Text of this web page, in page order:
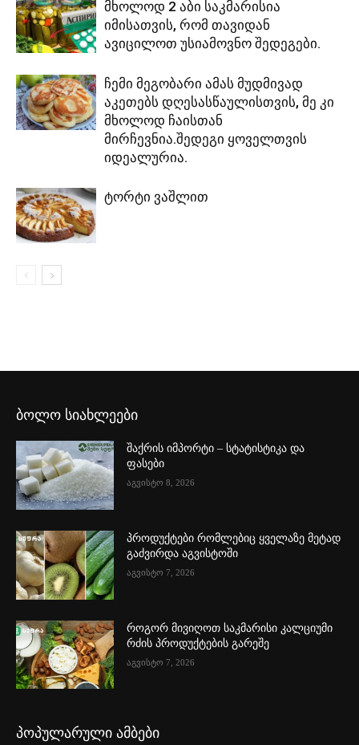
მხოლოდ 2 აბი საკმარისია
იმისათვის, რომ თავიდან
ავიცილოთ უსიამოვნო შედეგები.
ჩემი მეგობარი ამას მუდმივად
აკეთებს დღესასწაულისთვის, მე კი
მხოლოდ ჩაისთან
მირჩევნია.შედეგი ყოველთვის
იდეალურია.
ტორტი ვაშლით
ბოლო სიახლეები
შაქრის იმპორტი – სტატისტიკა და
ფასები
აგვისტო 8, 2026
პროდუქტები რომლებიც ყველაზე მეტად
გაძვირდა აგვისტოში
აგვისტო 7, 2026
როგორ მივიღოთ საკმარისი კალციუმი
რძის პროდუქტების გარეშე
აგვისტო 7, 2026
პოპულარული ამბები